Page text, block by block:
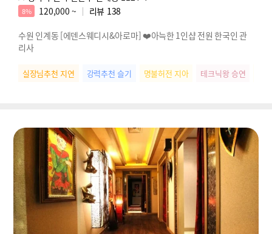
8% 120,000 ~ 리뷰 138
수원 인계동 [에덴스웨디시&아로마] ❤️아늑한 1인샵 전원 한국인 관
리사
실장님추천 지연 강력추천 슬기 명불허전 지아 테크닉왕 승연